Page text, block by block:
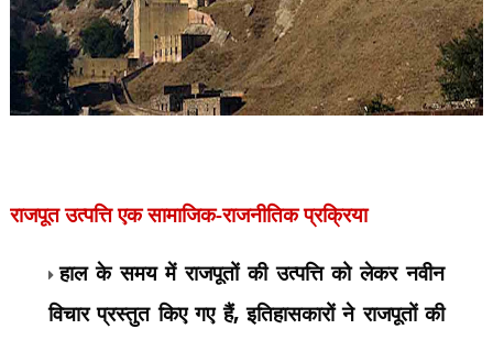
राजपूत उत्पत्ति एक सामाजिक-राजनीतिक प्रक्रिया
हाल के समय में राजपूतों की उत्पत्ति को लेकर नवीन
विचार प्रस्तुत किए गए हैं,इतिहासकारों ने राजपूतों की